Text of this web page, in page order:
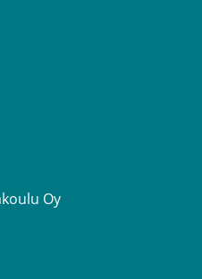
Oy